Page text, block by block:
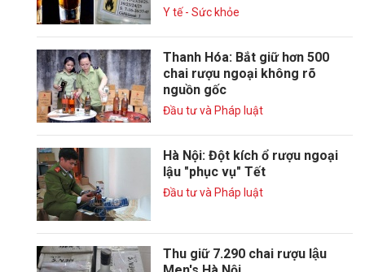
Y tế - Sức khỏe
Thanh Hóa: Bắt giữ hơn 500
chai rượu ngoại không rõ
nguồn gốc
Đầu tư và Pháp luật
Hà Nội: Đột kích ổ rượu ngoại
lậu "phục vụ" Tết
Đầu tư và Pháp luật
Thu giữ 7.290 chai rượu lậu